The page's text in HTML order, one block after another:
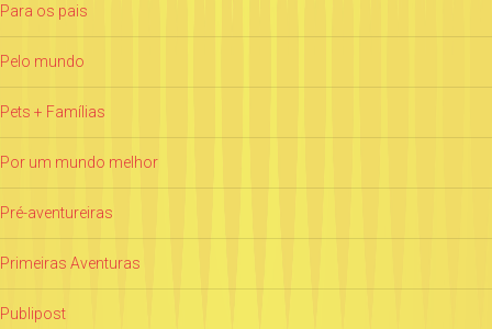
Para os pais
Pelo mundo
Pets + Famílias
Por um mundo melhor
Pré-aventureiras
Primeiras Aventuras
Publipost